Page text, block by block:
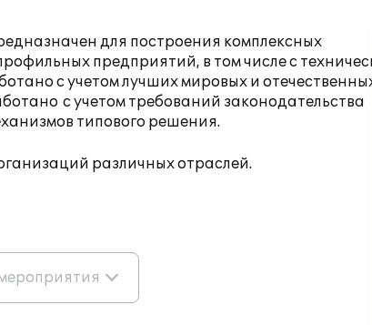
для построения комплексных
предприятий, в том числе с
с учетом лучших мировых и
с учетом требований законодательства
типового решения.
различных отраслей.